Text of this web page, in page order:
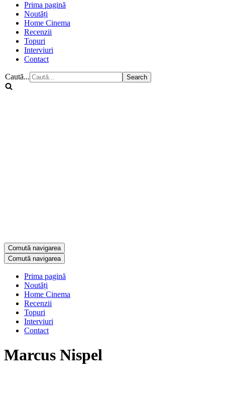
Prima pagină
Noutăți
Home Cinema
Recenzii
Topuri
Interviuri
Contact
Caută...
Comută navigarea
Comută navigarea
Prima pagină
Noutăți
Home Cinema
Recenzii
Topuri
Interviuri
Contact
Marcus Nispel